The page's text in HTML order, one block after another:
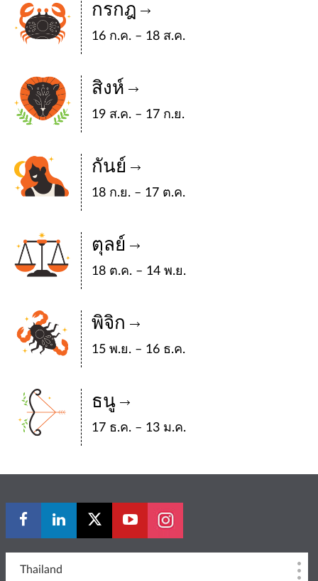
กรกฎ
16 ก.ค. – 18 ส.ค.
สิงห์
19 ส.ค. – 17 ก.ย.
กันย์
18 ก.ย. – 17 ต.ค.
ตุลย์
18 ต.ค. – 14 พ.ย.
พิจิก
15 พ.ย. – 16 ธ.ค.
ธนู
17 ธ.ค. – 13 ม.ค.
Thailand